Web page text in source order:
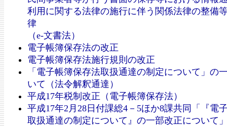
利用に関する法律の施行に伴う関係法律の整備
律
（e-文書法）
電子帳簿保存法の改正
電子帳簿保存法施行規則の改正
「電子帳簿保存法取扱通達の制定について」の
いて（法令解釈通達）
平成17年税制改正（電子帳簿保存法）
平成17年2月28日付課総4－5ほか8課共同「『電
取扱通達の制定について』の一部改正について